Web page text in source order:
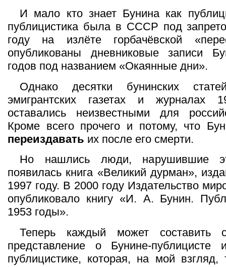
И мало кто знает Бунина как
публицистика была в СССР под
году на излёте горбачёвской
опубликованы дневниковые записи
годов под названием «Окаянные дни».
Однако десятки бунинских
эмигрантских газетах и журналах
оставались неизвестными для
Кроме всего прочего и потому, что
переиздавать их после его смерти.
Но нашлись люди, нарушившие
появилась книга «Великий дурман»,
1997 году. В 2000 году Издательство
опубликовало книгу «И. А. Бунин.
1953 годы».
Теперь каждый может составить
представление о Бунине-
публицистике, которая, на мой взгляд,